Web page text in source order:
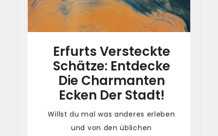
Erfurts Versteckte
Schätze: Entdecke
Die Charmanten
Ecken Der Stadt!
Willst du mal was anderes erleben
und von den üblichen